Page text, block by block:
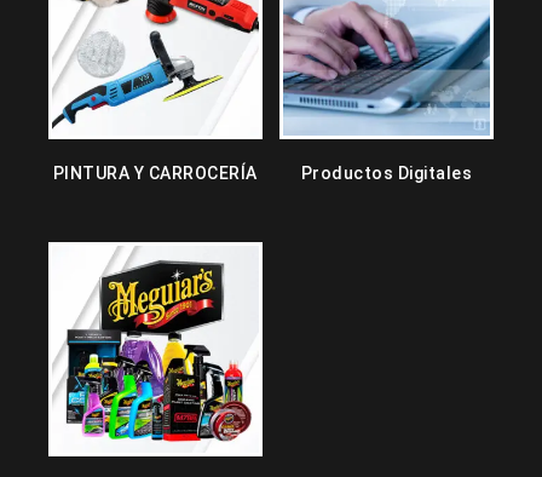
PINTURA Y CARROCERÍA Productos Digitales